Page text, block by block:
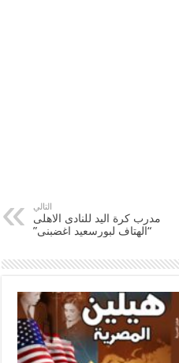
التالي
مدرب كرة اليد للنادى الاهلى
“الهتاف لبورسعيد اغضبنى”